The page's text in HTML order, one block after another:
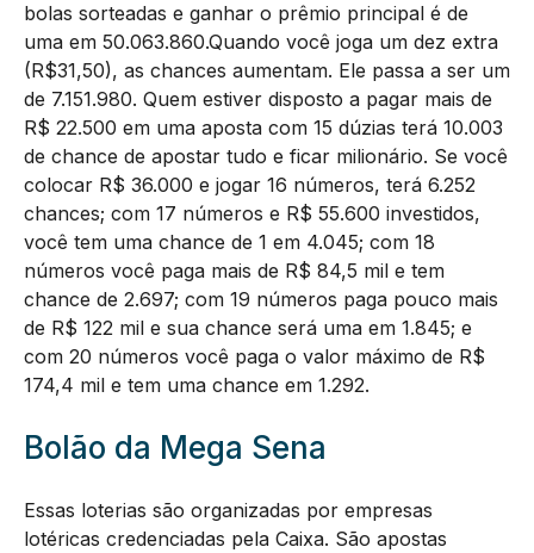
bolas sorteadas e ganhar o prêmio principal é de
uma em 50.063.860.Quando você joga um dez extra
(R$31,50), as chances aumentam. Ele passa a ser um
de 7.151.980. Quem estiver disposto a pagar mais de
R$ 22.500 em uma aposta com 15 dúzias terá 10.003
de chance de apostar tudo e ficar milionário. Se você
colocar R$ 36.000 e jogar 16 números, terá 6.252
chances; com 17 números e R$ 55.600 investidos,
você tem uma chance de 1 em 4.045; com 18
números você paga mais de R$ 84,5 mil e tem
chance de 2.697; com 19 números paga pouco mais
de R$ 122 mil e sua chance será uma em 1.845; e
com 20 números você paga o valor máximo de R$
174,4 mil e tem uma chance em 1.292.
Bolão da Mega Sena
Essas loterias são organizadas por empresas
lotéricas credenciadas pela Caixa. São apostas